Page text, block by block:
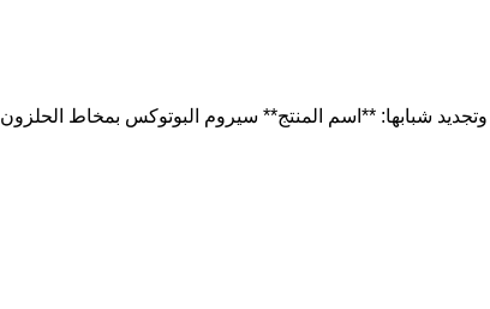
وتجديد شبابها: **اسم المنتج** سيروم البوتوكس بمخاط الحلزون